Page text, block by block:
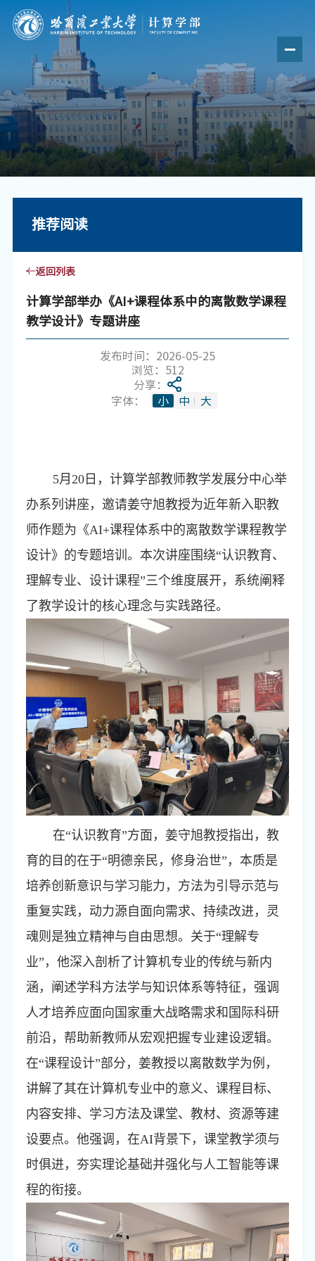
推荐阅读
返回列表
计算学部举办《AI+课程体系中的离散数学课程
教学设计》专题讲座
发布时间：2026-05-25
浏览： 512
分享：
字体：
小 中 大
5月 20日，计算学部教师教学发展分中心举
办系列讲座，邀请姜守旭教授为近年新入职教
师作题为《AI+课程体系中的离散数学课程教学
设计》的专题培训。本次讲座围绕“认识教育、
理解专业、设计课程”三个维度展开，系统阐释
了教学设计的核心理念与实践路径。
在“认识教育”方面，姜守旭教授指出，教
育的目的在于“明德亲民，修身治世”，本质是
培养创新意识与学习能力，方法为引导示范与
重复实践，动力源自面向需求、持续改进，灵
魂则是独立精神与自由思想。关于“理解专
业”，他深入剖析了计算机专业的传统与新内
涵，阐述学科方法学与知识体系等特征，强调
人才培养应面向国家重大战略需求和国际科研
前沿，帮助新教师从宏观把握专业建设逻辑。
在“课程设计”部分，姜教授以离散数学为例，
讲解了其在计算机专业中的意义、课程目标、
内容安排、学习方法及课堂、教材、资源等建
设要点。他强调，在AI背景下，课堂教学须与
时俱进，夯实理论基础并强化与人工智能等课
程的衔接。